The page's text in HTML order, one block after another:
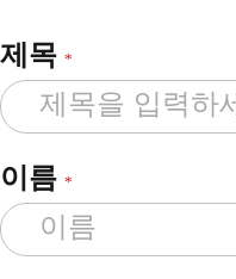
제목 *
이름 *